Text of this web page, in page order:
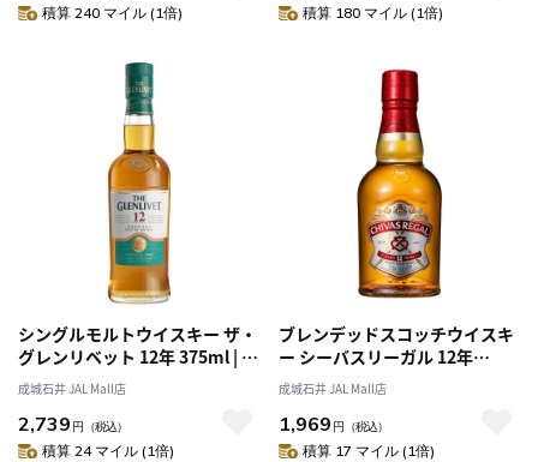
積算 240 マイル (1倍) 積算 180 マイル (1倍)
シングルモルトウイスキー ザ・
グレンリベット 12年 375ml | ペ
ルノ・リカール正規輸入品
成城石井 JAL Mall店
2,739 円 （税込）
積算 24 マイル (1倍)
ブレンデッドスコッチウイスキ
ー シーバスリーガル 12年
350ml | ペルノ・リカール正規
輸入品
成城石井 JAL Mall店
1,969 円 （税込）
積算 17 マイル (1倍)